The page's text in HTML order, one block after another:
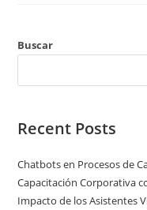
Buscar
Recent Posts
Chatbots en Procesos de
Capacitación Corporativa
Impacto de los Asistentes